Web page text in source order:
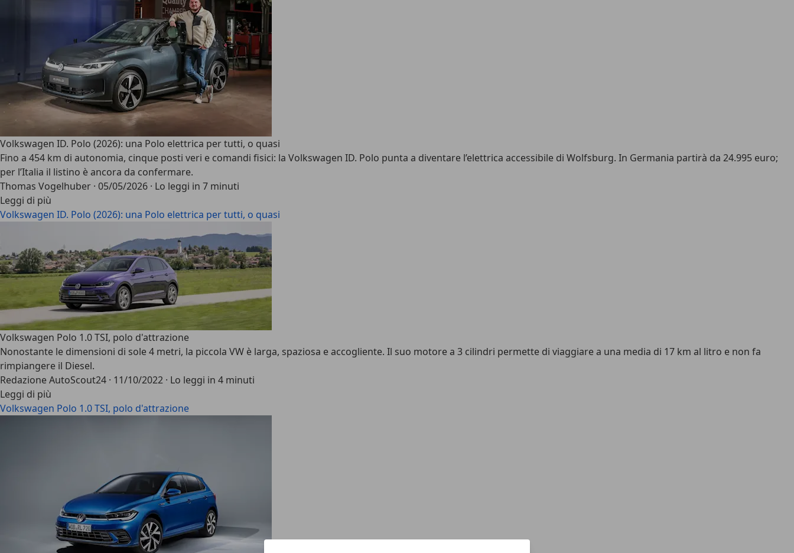
Volkswagen ID. Polo (2026): una Polo elettrica per tutti, o quasi
Fino a 454 km di autonomia, cinque posti veri e comandi fisici: la Volkswagen ID. Polo punta a diventare l’elettrica accessibile di Wolfsburg. In Germania partirà da 24.995 euro;
per l’Italia il listino è ancora da confermare.
Thomas Vogelhuber · 05/05/2026 · Lo leggi in 7 minuti
Leggi di più
Volkswagen ID. Polo (2026): una Polo elettrica per tutti, o quasi
Volkswagen Polo 1.0 TSI, polo d'attrazione
Nonostante le dimensioni di sole 4 metri, la piccola VW è larga, spaziosa e accogliente. Il suo motore a 3 cilindri permette di viaggiare a una media di 17 km al litro e non fa
rimpiangere il Diesel.
Redazione AutoScout24 · 11/10/2022 · Lo leggi in 4 minuti
Leggi di più
Volkswagen Polo 1.0 TSI, polo d'attrazione